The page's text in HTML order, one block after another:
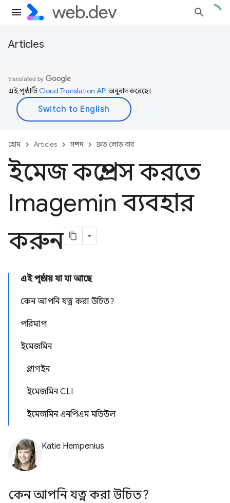
Articles
এই পৃষ্ঠাটিCloud Translation APIঅনুবাদ করেছে।
হোম Articles সম্পদ দ্রুত লোড বার
ইমেজ কম্প্রেস করতে
Imagemin ব্যবহার
করুন
এই পৃষ্ঠায় যা যা আছে
কেন আপনি যত্ন করা উচিত?
পরিমাপ
ইমেজমিন
প্লাগইন
ইমেজমিন CLI
ইমেজমিন এনপিএম মডিউল
Katie Hempenius
কেন আপনি যত্ন করা উচিত?